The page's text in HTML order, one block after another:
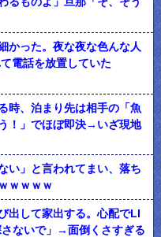
かった。夜な夜な色んな人
電話を放置していた
時、泊まり先は相手の「魚
！」でほぼ即決→いざ現地
い」と言われてまい、落ち
ｗｗｗｗ
出して家出する。心配でLI
ないで」→面倒くさすぎる